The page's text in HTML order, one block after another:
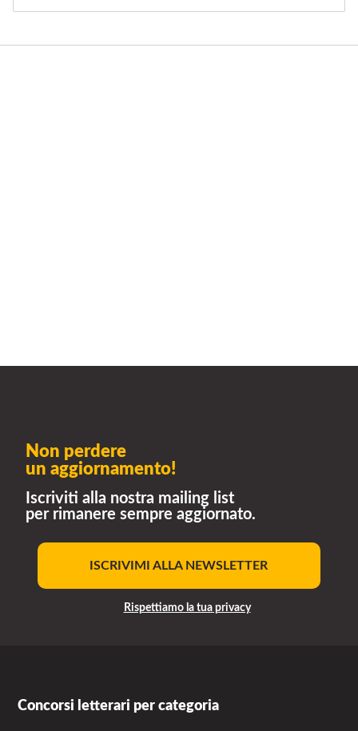
Non perdere
un aggiornamento!
Iscriviti alla nostra mailing list
per rimanere sempre aggiornato.
ISCRIVIMI ALLA NEWSLETTER
Rispettiamo la tua privacy
Concorsi letterari per categoria